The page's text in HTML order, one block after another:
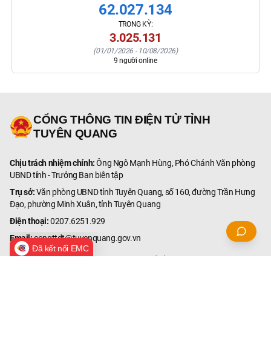
62.027.134
TRONG KỲ:
3.025.131
(01/01/2026 - 10/08/2026)
9 người online
CỔNG THÔNG TIN ĐIỆN TỬ TỈNH
TUYÊN QUANG
Chịu trách nhiệm chính:Ông Ngô Mạnh Hùng, Phó Chánh Văn phòng
UBND tỉnh - Trưởng Ban biên tập
Trụ sở:Văn phòng UBND tỉnh Tuyên Quang, số 160, đường Trần Hưng
Đạo, phường Minh Xuân, tỉnh Tuyên Quang
Điện thoại:0207.6251.929
Email:congttdt@tuyenquang.gov.vn
Đã kết nối EMC